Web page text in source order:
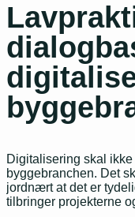
Digitalisering skal
byggebranchen. Det
jordnært at det er
tilbringer projekterne